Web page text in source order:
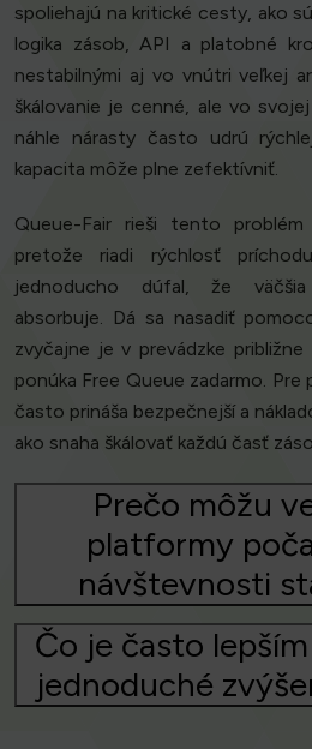
spoliehajú na kritické cesty, ako
logika zásob, API a platobné
nestabilnými aj vo vnútri veľkej
škálovanie je cenné, ale vo
náhle nárasty často udrú
kapacita môže plne zefektívniť.
Queue-Fair rieši tento
pretože riadi rýchlosť
jednoducho dúfal, že
absorbuje. Dá sa nasadiť
zvyčajne je v prevádzke
ponúka Free Queue zadarmo.
často prináša bezpečnejší a
ako snaha škálovať každú časť
Prečo môžu
platformy
návštevnosti
Čo je často
jednoduché